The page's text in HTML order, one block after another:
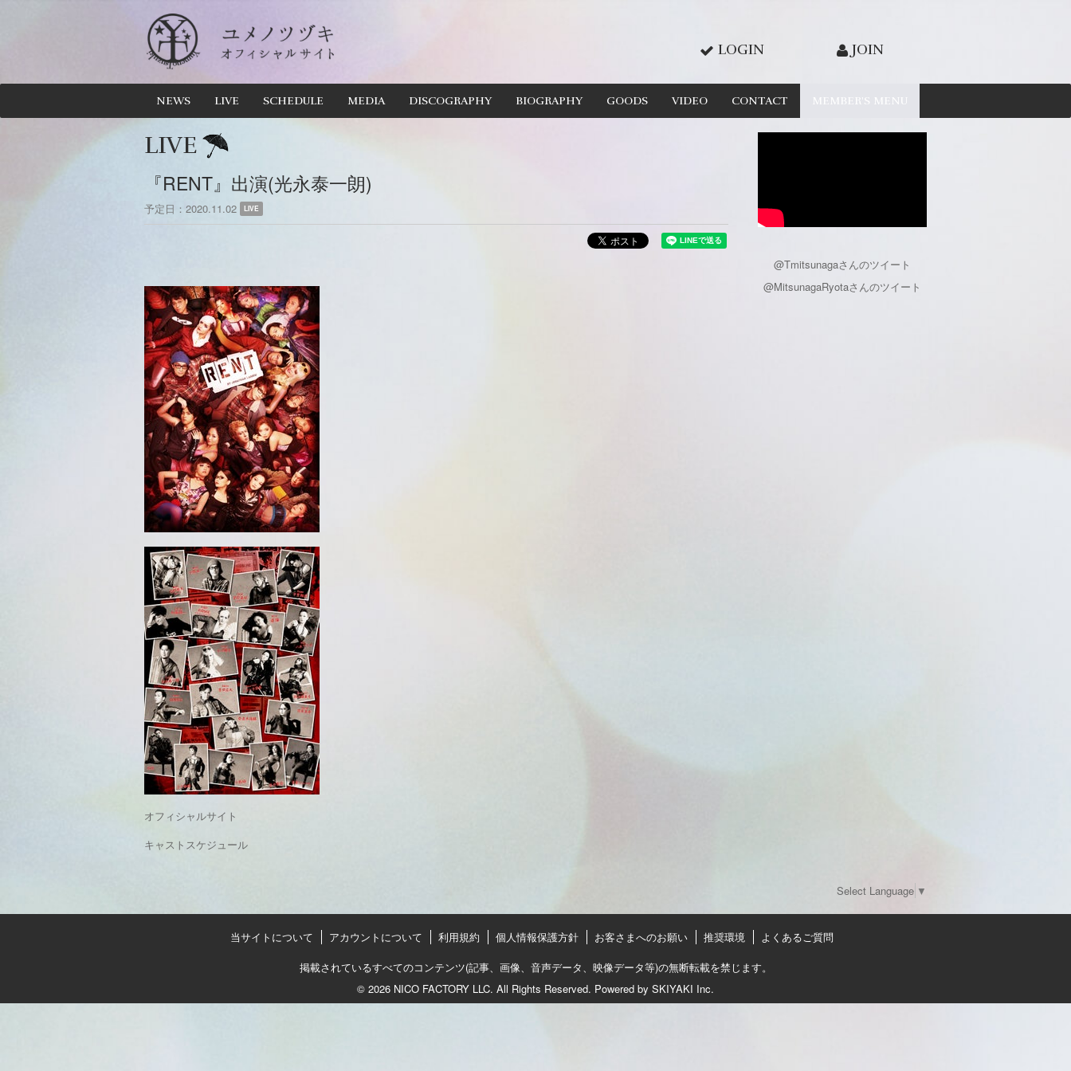
LOGIN JOIN
NEWS LIVE SCHEDULE MEDIA DISCOGRAPHY BIOGRAPHY GOODS VIDEO CONTACT MEMBER'S MENU
LIVE
『RENT』出演(光永泰一朗)
予定日 2020.11.02 LIVE
オフィシャルサイト
キャストスケジュール
@Tmitsunagaさんのツイート
@MitsunagaRyotaさんのツイート
Select Language ▼
当サイトについて アカウントについて 利用規約 個人情報保護方針 お客さまへのお願い 推奨環境
よくあるご質問
掲載されているすべてのコンテンツ(記事、画像、音声データ、映像データ等)の無断転載を禁じます。
© 2026 NICO FACTORY LLC. All Rights Reserved. Powered by SKIYAKI Inc.